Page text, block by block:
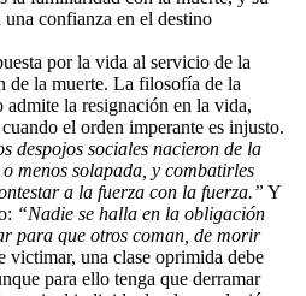
confianza en el destino
por la vida al servicio de la
de la muerte. La filosofía de la
la resignación en la vida,
el orden imperante es injusto.
despojos sociales nacieron de la
menos solapada, y combatirles
a la fuerza con la fuerza.” Y
“Nadie se halla en la obligación
para que otros coman, de morir
victimar, una clase oprimida debe
para ello tenga que derramar